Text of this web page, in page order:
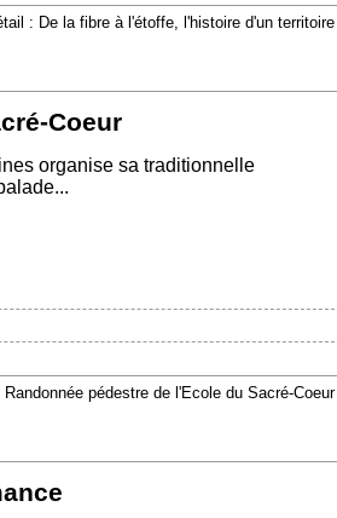
: De la fibre à l'étoffe, l'histoire d'un territoire
Coeur
organise sa traditionnelle
Randonnée pédestre de l'Ecole du Sacré-Coeur